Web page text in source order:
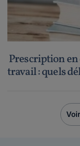
Prescription en
travail : quels